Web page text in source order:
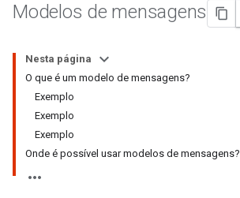
Modelos de mensagens
Nesta página
O que é um modelo de mensagens?
Exemplo
Exemplo
Exemplo
Onde é possível usar modelos de mensagens?